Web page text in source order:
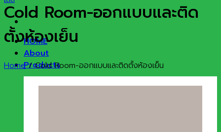
HOME
About
Products
Cold Room-ออกแบบและติด
ตั้งห้องเย็น
Home /Cold Room-ออกแบบและติดตั้งห้องเย็น